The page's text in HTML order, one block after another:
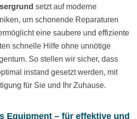
setzt auf moderne
um schonende Reparaturen
eine saubere und effiziente
schnelle Hilfe ohne unnötige
So stellen wir sicher, dass
instand gesetzt werden, mit
für Sie und Ihr Zuhause.
Equipment – für effektive und